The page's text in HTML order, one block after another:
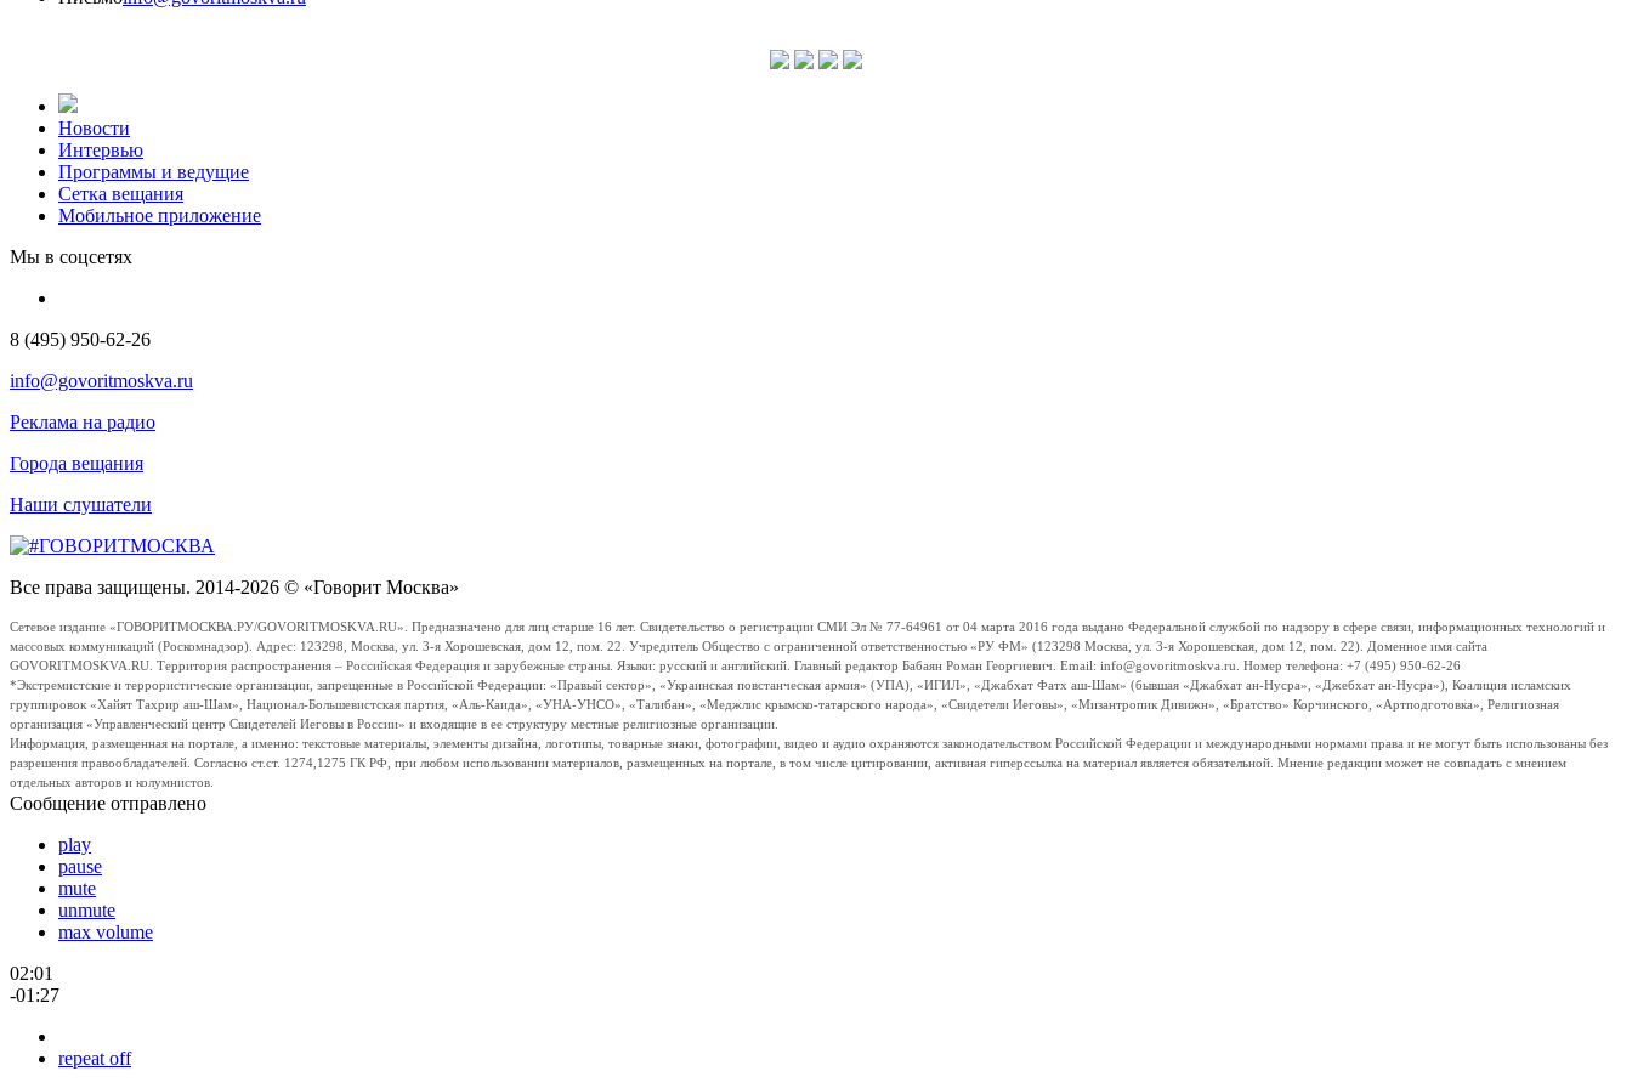
Новости
Интервью
Программы и ведущие
Сетка вещания
Мобильное приложение
Мы в соцсетях
8 (495) 950-62-26
info@govoritmoskva.ru
Реклама на радио
Города вещания
Наши слушатели
Все права защищены. 2014-2026 © «Говорит Москва»
Сетевое издание «ГОВОРИТМОСКВА.РУ/GOVORITMOSKVA.RU». Предназначено для лиц старше 16 лет. Свидетельство о регистрации СМИ Эл № 77-64961 от 04 марта 2016 года выдано Федеральной службой по надзору в сфере связи, информационных технологий и
массовых коммуникаций (Роскомнадзор). Адрес: 123298, Москва, ул. 3-я Хорошевская, дом 12, пом. 22. Учредитель Общество с ограниченной ответственностью «РУ ФМ» (123298 Москва, ул. 3-я Хорошевская, дом 12, пом. 22). Доменное имя сайта
GOVORITMOSKVA.RU. Территория распространения – Российская Федерация и зарубежные страны. Языки: русский и английский. Главный редактор Бабаян Роман Георгиевич. Email: info@govoritmoskva.ru. Номер телефона: +7 (495) 950-62-26
*Экстремистские и террористические организации, запрещенные в Российской Федерации: «Правый сектор», «Украинская повстанческая армия» (УПА), «ИГИЛ», «Джабхат Фатх аш-Шам» (бывшая «Джабхат ан-Нусра», «Джебхат ан-Нусра»), Коалиция исламских
группировок «Хайят Тахрир аш-Шам», Национал-Большевистская партия, «Аль-Каида», «УНА-УНСО», «Талибан», «Меджлис крымско-татарского народа», «Свидетели Иеговы», «Мизантропик Дивижн», «Братство» Корчинского, «Артподготовка», Религиозная
организация «Управленческий центр Свидетелей Иеговы в России» и входящие в ее структуру местные религиозные организации.
Информация, размещенная на портале, а именно: текстовые материалы, элементы дизайна, логотипы, товарные знаки, фотографии, видео и аудио охраняются законодательством Российской Федерации и международными нормами права и не могут быть использованы без
разрешения правообладателей. Согласно ст.ст. 1274,1275 ГК РФ, при любом использовании материалов, размещенных на портале, в том числе цитировании, активная гиперссылка на материал является обязательной. Мнение редакции может не совпадать с мнением
отдельных авторов и колумнистов.
Сообщение отправлено
play
pause
mute
unmute
max volume
02:01
-01:27
repeat off